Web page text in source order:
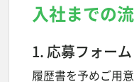
入社までの
1. 応募フォー
履歴書を予めご用